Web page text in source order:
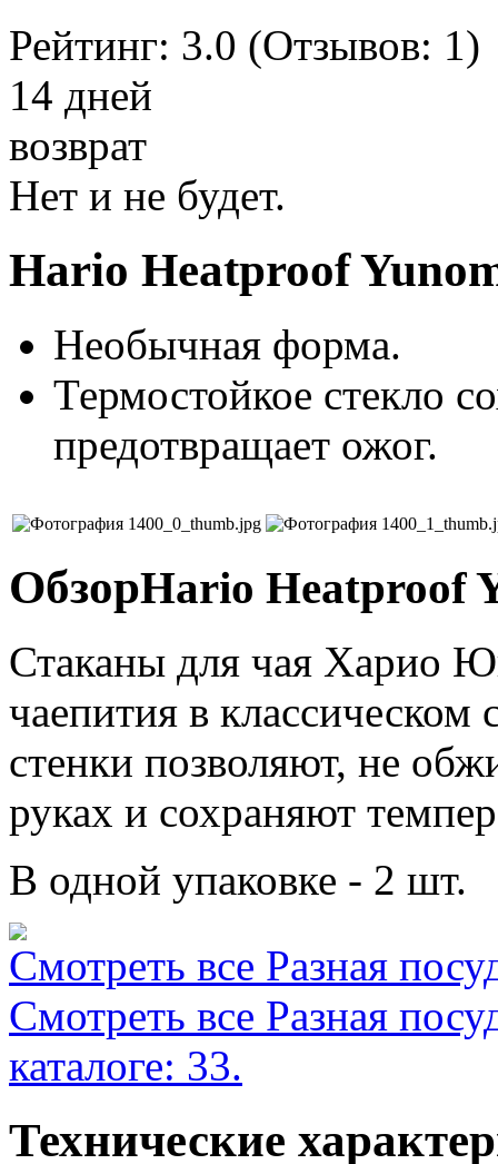
Рейтинг: 3.0 (Отзывов: 1)
14 дней
возврат
Нет и не будет.
Hario Heatproof
Необычная форма.
Термостойкое стекло
предотвращает ожог.
ОбзорHario Heatproof
Стаканы для чая Харио
чаепития в классическом
стенки позволяют, не
руках и сохраняют
В одной упаковке - 2 шт.
Смотреть все Разная
Смотреть все Разная
каталоге: 33.
Технические